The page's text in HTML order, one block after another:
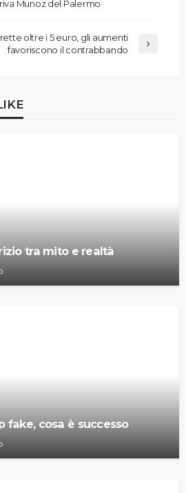
Munoz del Palermo
oltre i 5 euro, gli aumenti
favoriscono il contrabbando
tra mito e realtà
fake, cosa è successo